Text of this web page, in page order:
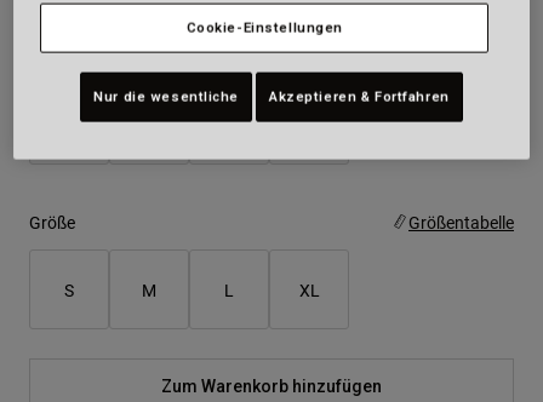
Farben -
Größe Größentabelle
S M L XL
Zum Warenkorb hinzufügen
Cookie-Einstellungen
Nur die wesentliche Akzeptieren & Fortfahren